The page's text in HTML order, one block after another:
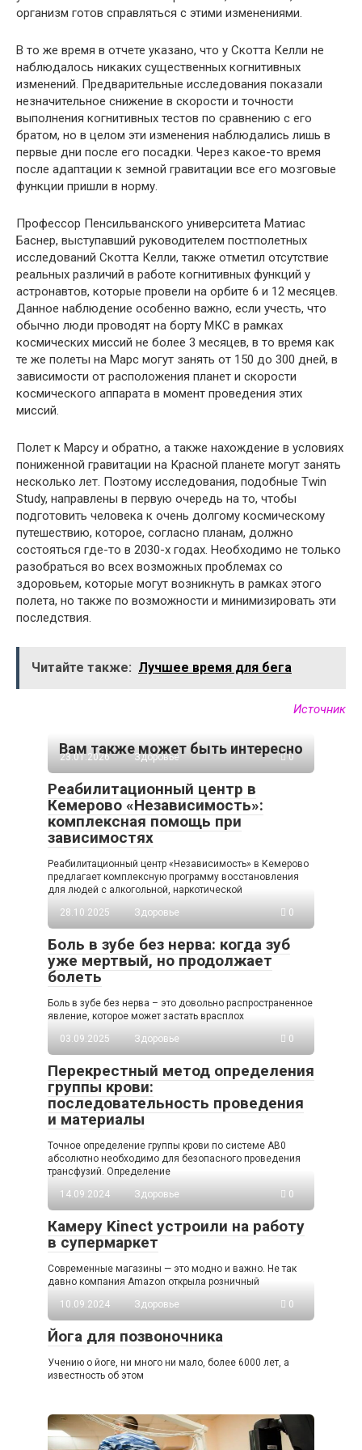
организм готов справляться с этими изменениями.
В то же время в отчете указано, что у Скотта Келли не
наблюдалось никаких существенных когнитивных
изменений. Предварительные исследования показали
незначительное снижение в скорости и точности
выполнения когнитивных тестов по сравнению с его
братом, но в целом эти изменения наблюдались лишь в
первые дни после его посадки. Через какое-то время
после адаптации к земной гравитации все его мозговые
функции пришли в норму.
Профессор Пенсильванского университета Матиас
Баснер, выступавший руководителем постполетных
исследований Скотта Келли, также отметил отсутствие
реальных различий в работе когнитивных функций у
астронавтов, которые провели на орбите 6 и 12 месяцев.
Данное наблюдение особенно важно, если учесть, что
обычно люди проводят на борту МКС в рамках
космических миссий не более 3 месяцев, в то время как
те же полеты на Марс могут занять от 150 до 300 дней, в
зависимости от расположения планет и скорости
космического аппарата в момент проведения этих
миссий.
Полет к Марсу и обратно, а также нахождение в условиях
пониженной гравитации на Красной планете могут занять
несколько лет. Поэтому исследования, подобные Twin
Study, направлены в первую очередь на то, чтобы
подготовить человека к очень долгому космическому
путешествию, которое, согласно планам, должно
состояться где-то в 2030-х годах. Необходимо не только
разобраться во всех возможных проблемах со
здоровьем, которые могут возникнуть в рамках этого
полета, но также по возможности и минимизировать эти
последствия.
Читайте также: Лучшее время для бега
Источник
Вам также может быть интересно
23.01.2026 Здоровье 0
Реабилитационный центр в
Кемерово «Независимость»:
комплексная помощь при
зависимостях
Реабилитационный центр «Независимость» в Кемерово
предлагает комплексную программу восстановления
для людей с алкогольной, наркотической
28.10.2025
Здоровье 0
Боль в зубе без нерва: когда зуб
уже мертвый, но продолжает
болеть
Боль в зубе без нерва – это довольно распространенное
явление, которое может застать врасплох
03.09.2025
Здоровье 0
Перекрестный метод определения
группы крови:
последовательность проведения
и материалы
Точное определение группы крови по системе AB0
абсолютно необходимо для безопасного проведения
трансфузий. Определение
14.09.2024
Здоровье 0
Камеру Kinect устроили на работу
в супермаркет
Современные магазины — это модно и важно. Не так
давно компания Amazon открыла розничный
10.09.2024
Здоровье 0
Йога для позвоночника
Учению о йоге, ни много ни мало, более 6000 лет, а
известность об этом